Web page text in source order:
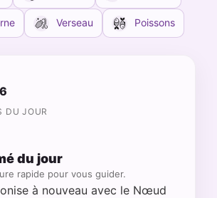
Verseau Poissons
DU JOUR
du jour
rapide pour vous guider.
à nouveau avec le Nœud